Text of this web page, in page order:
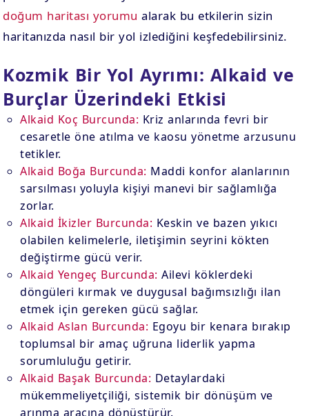
doğum haritası yorumu alarak bu etkilerin sizin
haritanızda nasıl bir yol izlediğini keşfedebilirsiniz.
Kozmik Bir Yol Ayrımı: Alkaid ve
Burçlar Üzerindeki Etkisi
Alkaid Koç Burcunda: Kriz anlarında fevri bir
cesaretle öne atılma ve kaosu yönetme arzusunu
tetikler.
Alkaid Boğa Burcunda: Maddi konfor alanlarının
sarsılması yoluyla kişiyi manevi bir sağlamlığa
zorlar.
Alkaid İkizler Burcunda: Keskin ve bazen yıkıcı
olabilen kelimelerle, iletişimin seyrini kökten
değiştirme gücü verir.
Alkaid Yengeç Burcunda: Ailevi köklerdeki
döngüleri kırmak ve duygusal bağımsızlığı ilan
etmek için gereken gücü sağlar.
Alkaid Aslan Burcunda: Egoyu bir kenara bırakıp
toplumsal bir amaç uğruna liderlik yapma
sorumluluğu getirir.
Alkaid Başak Burcunda: Detaylardaki
mükemmeliyetçiliği, sistemik bir dönüşüm ve
arınma aracına dönüştürür.